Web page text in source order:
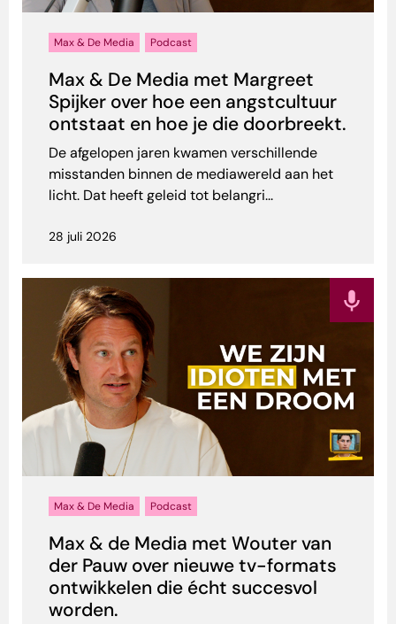
Max & De Media Podcast
Max & De Media met Margreet
Spijker over hoe een angstcultuur
ontstaat en hoe je die doorbreekt.
De afgelopen jaren kwamen verschillende
misstanden binnen de mediawereld aan het
licht. Dat heeft geleid tot belangri...
28 juli 2026
Max & De Media Podcast
Max & de Media met Wouter van
der Pauw over nieuwe tv-formats
ontwikkelen die écht succesvol
worden.